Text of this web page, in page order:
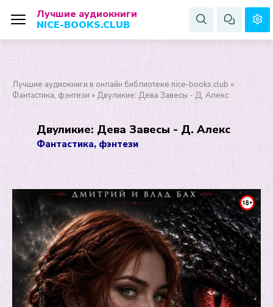
Лучшие аудиокниги
NICE-BOOKS.CLUB
Лучшие аудиокниги в онлайн библиотеке nice-books.club »
Фантастика, фэнтези » Двуликие: Дева Завесы - Д. Алекс
Двуликие: Дева Завесы - Д. Алекс
Фантастика, фэнтези